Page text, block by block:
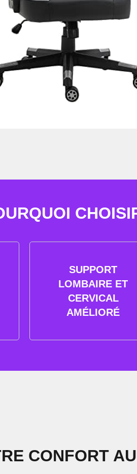
SUPPORT
LOMBAIRE ET
CERVICAL
AMÉLIORÉ
CONFORT AU